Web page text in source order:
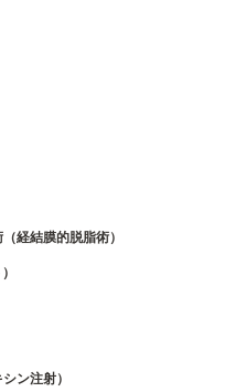
経結膜的脱脂術）
ン注射）